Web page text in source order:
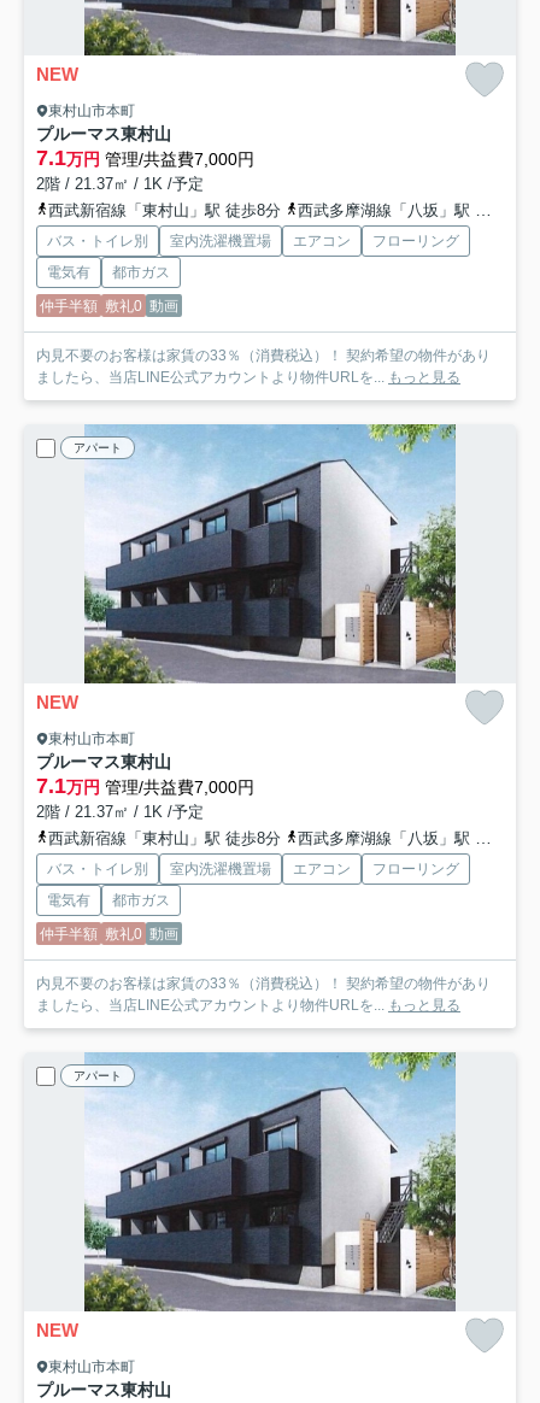
NEW
東村山市本町
プルーマス東村山
7.1万円 管理/共益費7,000円
2階 / 21.37㎡ / 1K /予定
西武新宿線「東村山」駅 徒歩8分
西武多摩湖線「八坂」駅 徒歩25分
バス・トイレ別 室内洗濯機置場 エアコン
フローリング
電気有
都市ガス
仲手半額 敷礼0 動画
内見不要のお客様は家賃の33％（消費税込）！ 契約希望の物件があり
ましたら、当店LINE公式アカウントより物件URLを... もっと見る
アパート
NEW
東村山市本町
プルーマス東村山
7.1万円 管理/共益費7,000円
2階 / 21.37㎡ / 1K /予定
西武新宿線「東村山」駅 徒歩8分
西武多摩湖線「八坂」駅 徒歩25分
バス・トイレ別 室内洗濯機置場 エアコン
フローリング
電気有
都市ガス
仲手半額 敷礼0 動画
内見不要のお客様は家賃の33％（消費税込）！ 契約希望の物件があり
ましたら、当店LINE公式アカウントより物件URLを... もっと見る
アパート
NEW
東村山市本町
プルーマス東村山